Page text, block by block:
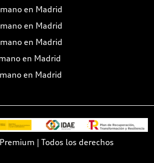
en Madrid
en Madrid
en Madrid
en Madrid
en Madrid
| Todos los derechos